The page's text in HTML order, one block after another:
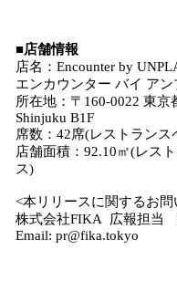
■店舗情報
店名：Encounter by
エンカウンター バイ ア
所在地：〒160-0022 東
Shinjuku B1F
席数：42席(レストラン
店舗面積：92.10㎡(レス
ス)
<本リリースに関するお問
株式会社FIKA 広報担当
Email: pr@fika.tokyo